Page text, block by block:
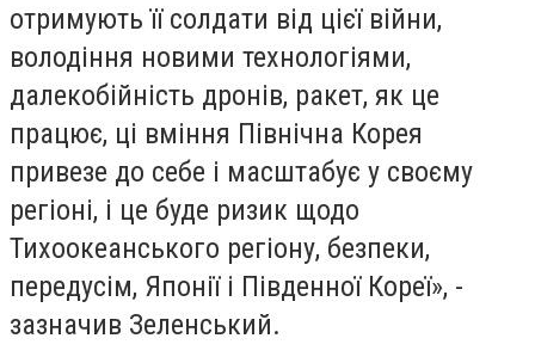
отримують її солдати від цієї війни,
володіння новими технологіями,
далекобійність дронів, ракет, як це
працює, ці вміння Північна Корея
привезе до себе і масштабує у своєму
регіоні, і це буде ризик щодо
Тихоокеанського регіону, безпеки,
передусім, Японії і Південної Кореї», -
зазначив Зеленський.